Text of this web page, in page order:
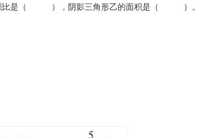
面积比是（ ），阴影三角形乙的面积是（ ）。